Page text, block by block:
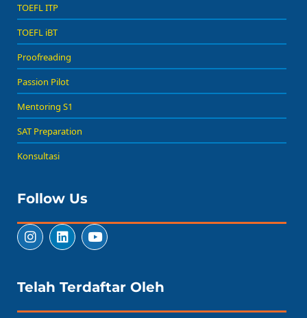
TOEFL ITP
TOEFL iBT
Proofreading
Passion Pilot
Mentoring S1
SAT Preparation
Konsultasi
Follow Us
Telah Terdaftar Oleh